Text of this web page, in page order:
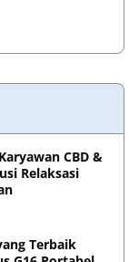
CBD &
Relaksasi
Terbaik